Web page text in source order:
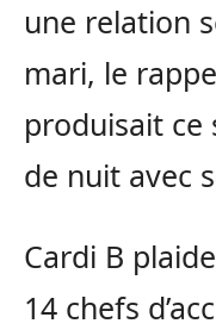
une relation
mari, le
produisait ce
de nuit avec
Cardi B
14 chefs